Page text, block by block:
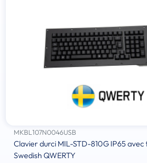
MKBL107N0046USB
Clavier durci MIL-STD-810G IP65
Swedish QWERTY